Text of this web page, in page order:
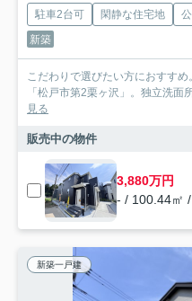
駐車2台可 閑静な住宅地
新築
こだわりで選びたい方におすす
「松戸市第2栗ヶ沢」。独立洗面
見る
販売中の物件
3,880万円
- / 100.44㎡
新築一戸建